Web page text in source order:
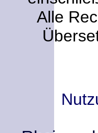
Alle